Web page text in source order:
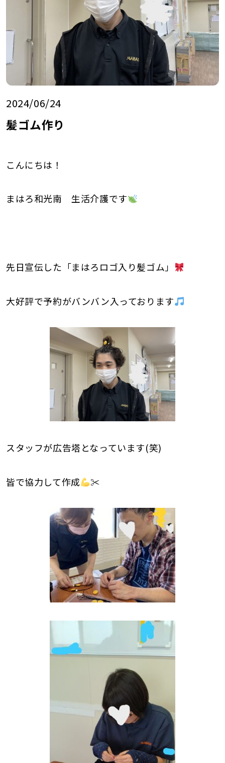
2024/06/24
髪ゴム作り
こんにちは！
まはろ和光南 生活介護です
先日宣伝した「まはろロゴ入り髪ゴム」
大好評で予約がバンバン入っております
スタッフが広告塔となっています(笑)
皆で協力して作成 ✂